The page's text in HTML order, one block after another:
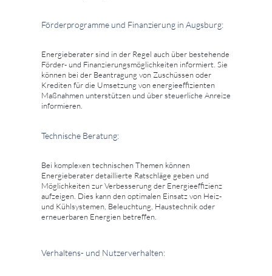
Förderprogramme und Finanzierung in Augsburg:
Energieberater sind in der Regel auch über bestehende
Förder- und Finanzierungsmöglichkeiten informiert. Sie
können bei der Beantragung von Zuschüssen oder
Krediten für die Umsetzung von energieeffizienten
Maßnahmen unterstützen und über steuerliche Anreize
informieren.
Technische Beratung:
Bei komplexen technischen Themen können
Energieberater detaillierte Ratschläge geben und
Möglichkeiten zur Verbesserung der Energieeffizienz
aufzeigen. Dies kann den optimalen Einsatz von Heiz-
und Kühlsystemen, Beleuchtung, Haustechnik oder
erneuerbaren Energien betreffen.
Verhaltens- und Nutzerverhalten: